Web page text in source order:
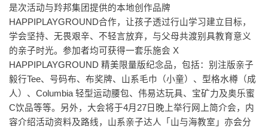
是次活动与羚邦集团提供的本地创作品牌
HAPPIPLAYGROUND合作，让孩子透过行山学习建立目标，
学会坚持、无畏艰辛、不轻言放弃，与父母共渡别具教育意义
的亲子时光。参加者均可获得一套乐施会 X
HAPPIPLAYGROUND 精美限量版纪念品，包括：别注版亲子
毅行Tee、号码布、布奖牌、山系毛巾（小童）、型格水樽（成
人）、Columbia 轻型运动腰包、伟易达玩具、宝矿力及奥乐蜜
C饮品等等。另外，大会将于4月27日晚上举行网上简介会，内
容介绍活动资料及路线，山系亲子达人「山与海教室」亦会分